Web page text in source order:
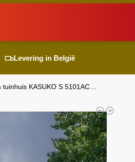
Levering in België
tuinhuis KASUKO S 5101AC blokhut – 295×295 cm